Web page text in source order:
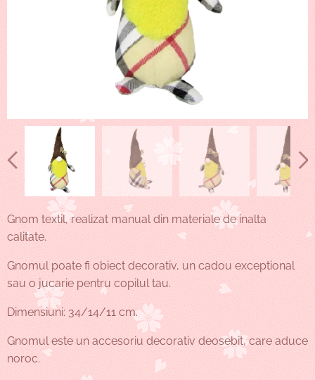
Gnom textil, realizat manual din materiale de inalta
calitate.
Gnomul poate fi obiect decorativ, un cadou exceptional
sau o jucarie pentru copilul tau.
Dimensiuni: 34/14/11 cm.
Gnomul este un accesoriu decorativ deosebit, care aduce
noroc.